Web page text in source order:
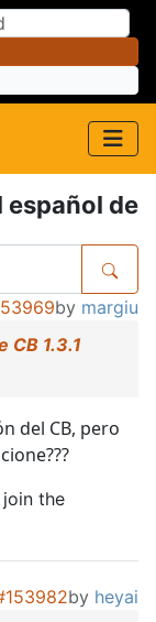
español de
by margiu
CB 1.3.1
del CB, pero
the
by heyai